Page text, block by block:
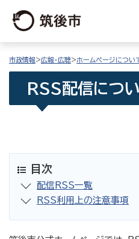
市政情報>広報・広聴>ホームページについ
RSS配信につ
目次
配信RSS一覧
RSS利用上の注意事項